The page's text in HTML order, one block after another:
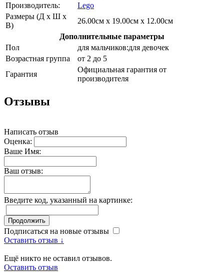
Производитель:
Lego
Размеры (Д х Ш х
В)
26.00см x 19.00см x 12.00см
Дополнительные параметры
Пол
для мальчиков:для девочек
Возрастная группа
от 2 до 5
Гарантия
Официальная гарантия от
производителя
Отзывы
Написать отзыв
Оценка:
Ваше Имя:
Ваш отзыв:
Введите код, указанный на картинке:
Продолжить
Подписаться на новые отзывы
Оставить отзыв ↓
Ещё никто не оставил отзывов.
Оставить отзыв